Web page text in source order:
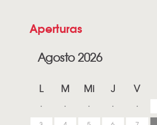
Aperturas
Agosto 2026
L M Mi J V